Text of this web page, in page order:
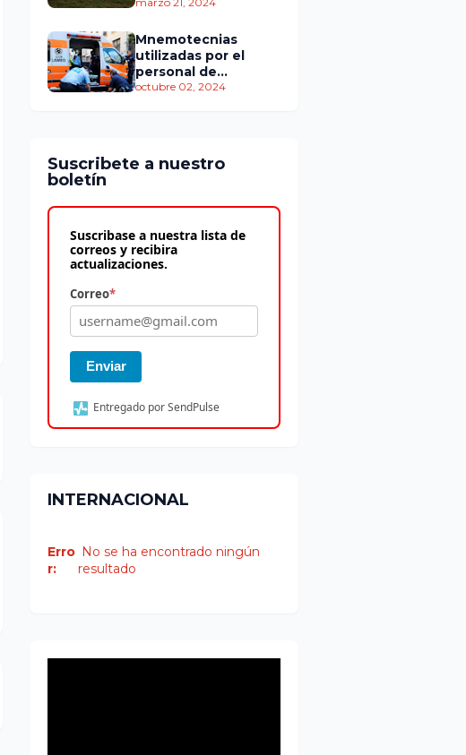
personas murieron
Mnemotecnias
utilizadas por el
personal de
atención
octubre 02, 2024
Suscribete a nuestro
boletín
Suscribase a nuestra lista de
correos y recibira
actualizaciones.
Correo*
Enviar
Entregado por SendPulse
INTERNACIONAL
Erro
r:
No se ha encontrado ningún
resultado